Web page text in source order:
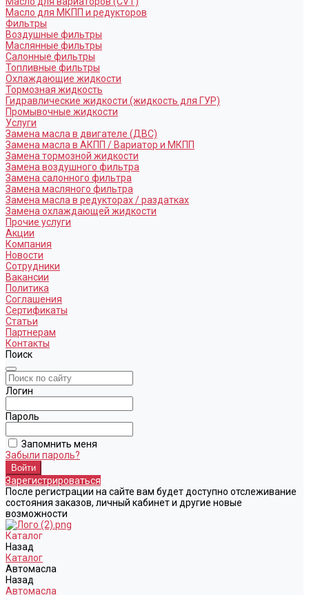
Масло для МКПП и редукторов
Фильтры
Воздушные фильтры
Маслянные фильтры
Салонные фильтры
Топливные фильтры
Охлаждающие жидкости
Тормозная жидкость
Гидравлические жидкости (жидкость для ГУР)
Промывочные жидкости
Услуги
Замена масла в двигателе (ДВС)
Замена масла в АКПП / Вариатор и МКПП
Замена тормозной жидкости
Замена воздушного фильтра
Замена салонного фильтра
Замена масляного фильтра
Замена масла в редукторах / раздатках
Замена охлаждающей жидкости
Прочие услуги
Акции
Компания
Новости
Сотрудники
Вакансии
Политика
Соглашения
Сертификаты
Статьи
Партнерам
Контакты
Поиск
Логин
Пароль
Запомнить меня
Забыли пароль?
Зарегистрироваться
После регистрации на сайте вам будет доступно отслеживание
состояния заказов, личный кабинет и другие новые
возможности
Каталог
Назад
Каталог
Автомасла
Назад
Автомасла